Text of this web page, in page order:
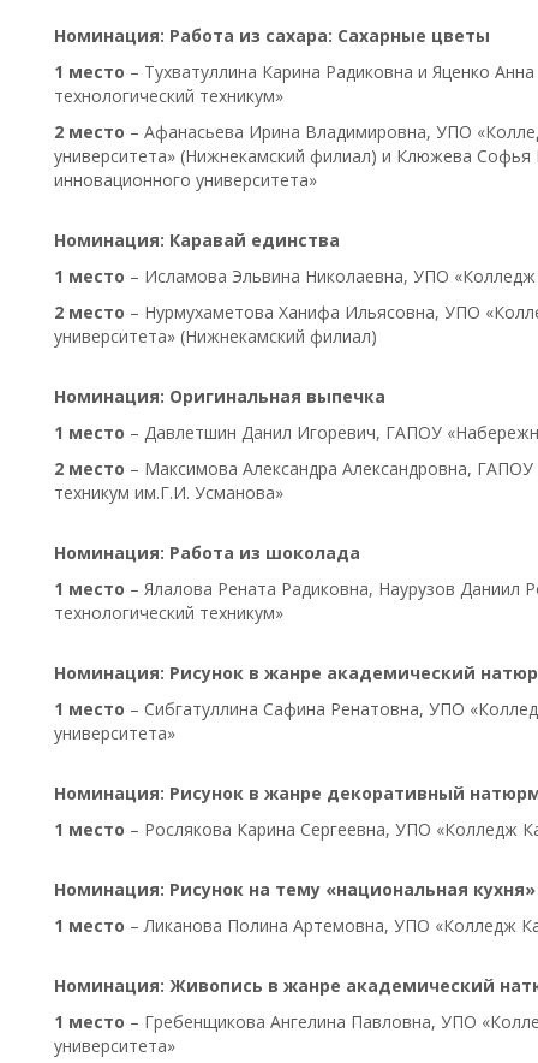
Номинация: Работа из сахара: Сахарные цветы
1 место – Тухватуллина Карина Радиковна и Яценко
технологический техникум»
2 место – Афанасьева Ирина Владимировна, УПО
университета» (Нижнекамский филиал) и Клюжева
инновационного университета»
Номинация: Каравай единства
1 место – Исламова Эльвина Николаевна, УПО «Колледж
2 место – Нурмухаметова Ханифа Ильясовна, УПО
университета» (Нижнекамский филиал)
Номинация: Оригинальная выпечка
1 место – Давлетшин Данил Игоревич, ГАПОУ
2 место – Максимова Александра Александровна, ГАПОУ
техникум им.Г.И. Усманова»
Номинация: Работа из шоколада
1 место – Ялалова Рената Радиковна, Наурузов
технологический техникум»
Номинация: Рисунок в жанре академический
1 место – Сибгатуллина Сафина Ренатовна, УПО
университета»
Номинация: Рисунок в жанре декоративный
1 место – Рослякова Карина Сергеевна, УПО «Колледж
Номинация: Рисунок на тему «национальная кухня»
1 место – Ликанова Полина Артемовна, УПО «Колледж
Номинация: Живопись в жанре академический
1 место – Гребенщикова Ангелина Павловна, УПО
университета»